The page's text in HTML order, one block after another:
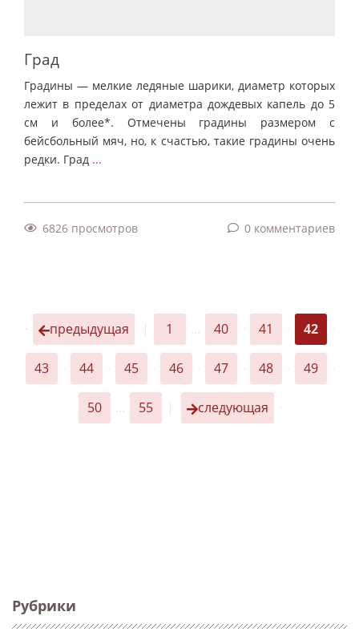
Рубрики
Град
Градины — мелкие ледяные шарики, диаметр которых
лежит в пределах от диаметра дождевых капель до 5
см и более*. Отмечены градины размером с
бейсбольный мяч, но, к счастью, такие градины очень
редки. Град ...
6826 просмотров 0 комментариев
· предыдущая | 1 ... 40 · 41 · 42 ·
43 · 44 · 45 · 46 · 47 · 48 · 49 ·
50 ... 55 | следующая ·